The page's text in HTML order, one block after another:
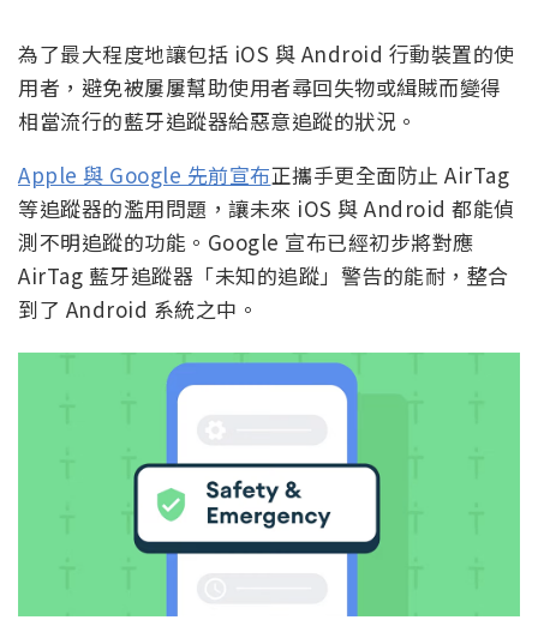
為了最大程度地讓包括 iOS 與 Android 行動裝置的使
用者，避免被屢屢幫助使用者尋回失物或緝賊而變得
相當流行的藍牙追蹤器給惡意追蹤的狀況。
Apple 與 Google 先前宣布正攜手更全面防止 AirTag
等追蹤器的濫用問題，讓未來 iOS 與 Android 都能偵
測不明追蹤的功能。Google 宣布已經初步將對應
AirTag 藍牙追蹤器「未知的追蹤」警告的能耐，整合
到了 Android 系統之中。